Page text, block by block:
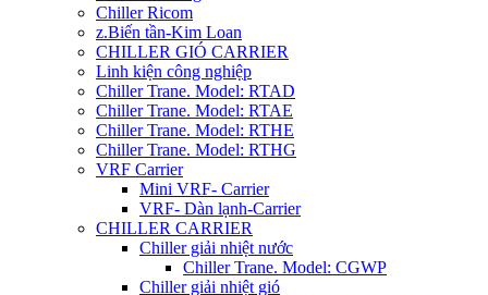
Chiller Ricom
z.Biến tần-Kim Loan
CHILLER GIÓ CARRIER
Linh kiện công nghiệp
Chiller Trane. Model: RTAD
Chiller Trane. Model: RTAE
Chiller Trane. Model: RTHE
Chiller Trane. Model: RTHG
VRF Carrier
Mini VRF- Carrier
VRF- Dàn lạnh-Carrier
CHILLER CARRIER
Chiller giải nhiệt nước
Chiller Trane. Model: CGWP
Chiller giải nhiệt gió